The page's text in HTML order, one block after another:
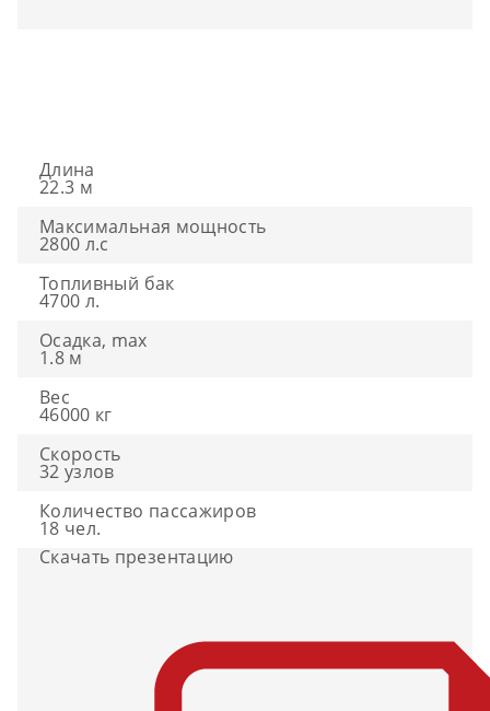
Длина
22.3 м
Максимальная мощность
2800 л.с
Топливный бак
4700 л.
Осадка, max
1.8 м
Вес
46000 кг
Скорость
32 узлов
Количество пассажиров
18 чел.
Скачать презентацию